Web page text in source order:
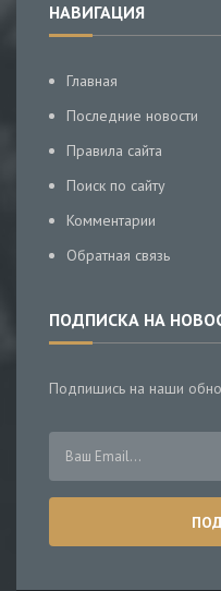
НАВИГАЦИЯ
Главная
Последние новости
Правила сайта
Поиск по сайту
Комментарии
Обратная связь
ПОДПИСКА НА
Подпишись на наши